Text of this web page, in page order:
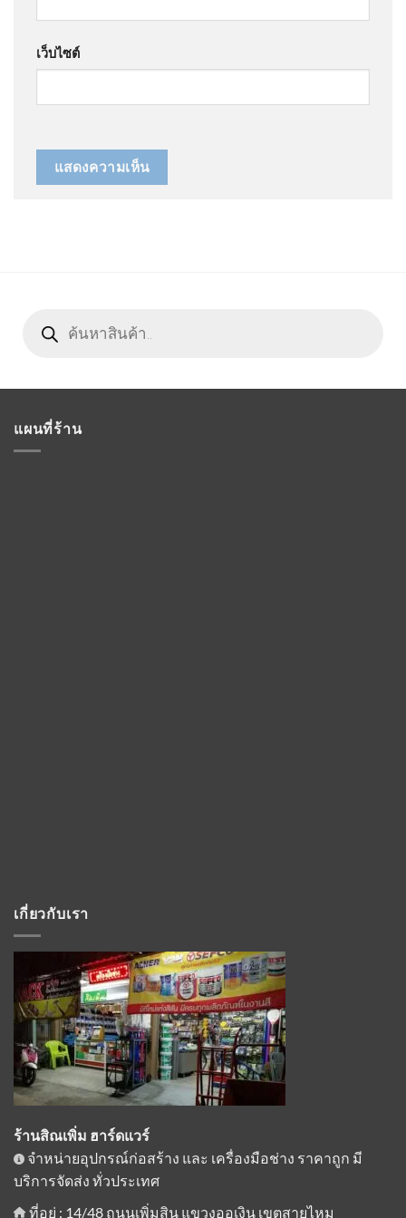
เว็บไซต์
search
แผนที่ร้าน
เกี่ยวกับเรา
ร้านสิณเพิ่ม ฮาร์ดแวร์
จำหน่ายอุปกรณ์ก่อสร้าง และ เครื่องมือช่าง ราคาถูก มี
บริการจัดส่ง ทั่วประเทศ
ที่อยู่ : 14/48 ถนนเพิ่มสิน แขวงออเงิน เขตสายไหม